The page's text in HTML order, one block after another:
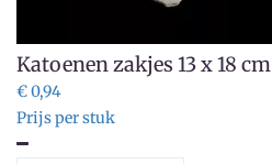
Katoenen zakjes 13 x 18 cm
€ 0,94
Prijs per stuk